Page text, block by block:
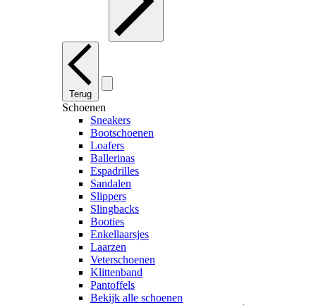
Terug
Schoenen
Sneakers
Bootschoenen
Loafers
Ballerinas
Espadrilles
Sandalen
Slippers
Slingbacks
Booties
Enkellaarsjes
Laarzen
Veterschoenen
Klittenband
Pantoffels
Bekijk alle schoenen